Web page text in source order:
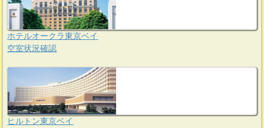
ホテルオークラ東京ベイ
空室状況確認
ヒルトン東京ベイ